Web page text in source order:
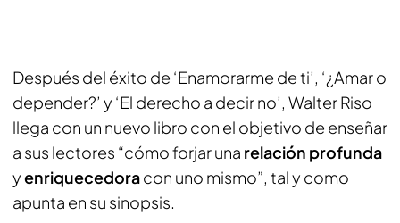
Después del éxito de ‘Enamorarme de ti’, ‘¿Amar o
depender?’ y ‘El derecho a decir no’, Walter Riso
llega con un nuevo libro con el objetivo de enseñar
a sus lectores “cómo forjar una relación profunda
yenriquecedoracon uno mismo”, tal y como
apunta en su sinopsis.